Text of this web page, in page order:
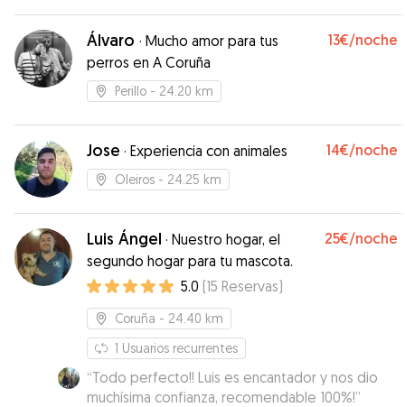
Álvaro · Mucho amor para tus
perros en A Coruña
13€/noche
Perillo - 24.20 km
Jose · Experiencia con animales 14€/noche
Oleiros - 24.25 km
Luis Ángel · Nuestro hogar, el
segundo hogar para tu mascota.
25€/noche
5.0 (15 Reservas)
Coruña - 24.40 km
1 Usuarios recurrentes
“Todo perfecto!! Luis es encantador y nos dio
muchísima confianza, recomendable 100%!”